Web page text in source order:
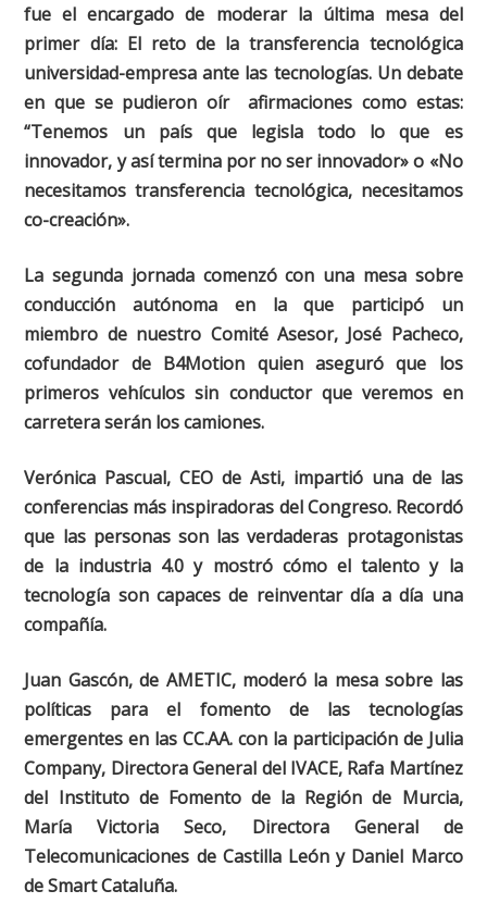
fue el encargado de moderar la última mesa del
primer día: El reto de la transferencia tecnológica
universidad-empresa ante las tecnologías. Un debate
en que se pudieron oír afirmaciones como estas:
“Tenemos un país que legisla todo lo que es
innovador, y así termina por no ser innovador»o «No
necesitamos transferencia tecnológica, necesitamos
co-creación».
La segunda jornada comenzó con una mesa sobre
conducción autónoma en la que participó un
miembro de nuestro Comité Asesor, José Pacheco,
cofundador de B4Motion quien aseguró que los
primeros vehículos sin conductor que veremos en
carretera serán los camiones.
Verónica Pascual, CEO de Asti, impartió una de las
conferencias más inspiradoras del Congreso. Recordó
que las personas son las verdaderas protagonistas
de la industria 4.0 y mostró cómo el talento y la
tecnología son capaces de reinventar día a día una
compañía.
Juan Gascón, de AMETIC, moderó la mesa sobre las
políticas para el fomento de las tecnologías
emergentes en las CC.AA. con la participación de Julia
Company, Directora General del IVACE, Rafa Martínez
del Instituto de Fomento de la Región de Murcia,
María Victoria Seco, Directora General de
Telecomunicaciones de Castilla León y Daniel Marco
de Smart Cataluña.